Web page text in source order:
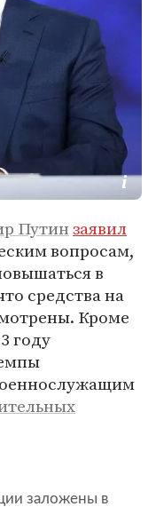
Путинзаявил
вопросам,
в
средства на
Кроме
году
заложены в